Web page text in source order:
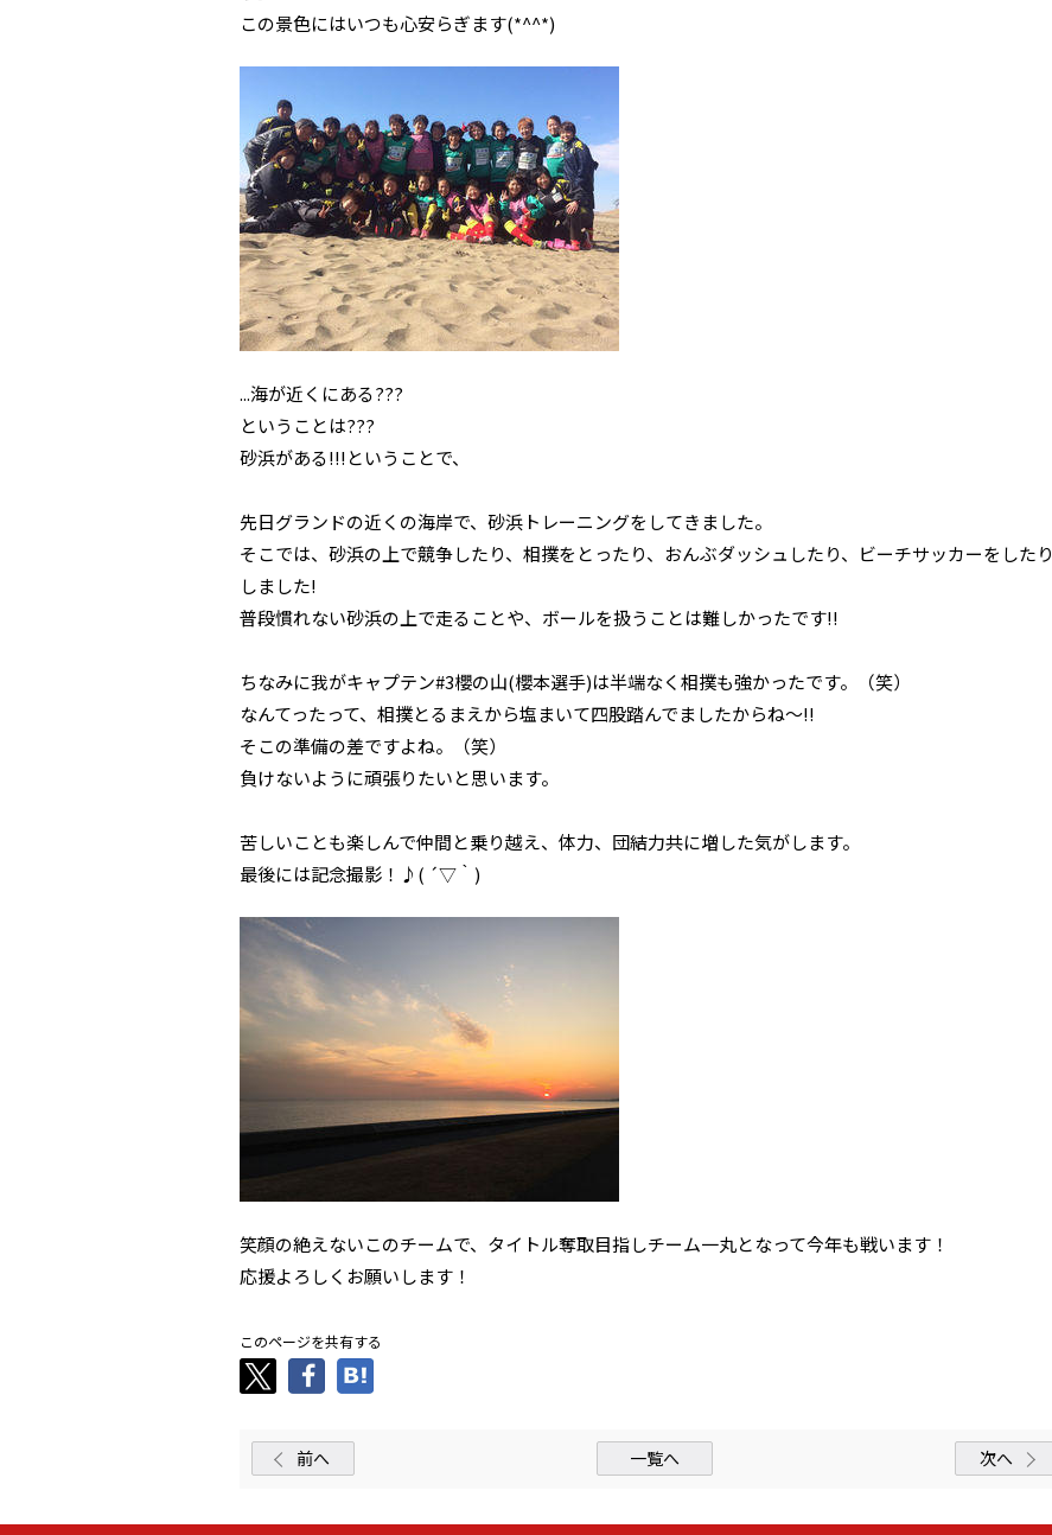
この景色にはいつも心安らぎます(*^^*)
...海が近くにある???
ということは???
砂浜がある!!!ということで、
先日グランドの近くの海岸で、砂浜トレーニングをしてきました。
そこでは、砂浜の上で競争したり、相撲をとったり、おんぶダッシュしたり、ビーチサッカーをしたり
しました!
普段慣れない砂浜の上で走ることや、ボールを扱うことは難しかったです!!
ちなみに我がキャプテン#3櫻の山(櫻本選手)は半端なく相撲も強かったです。（笑）
なんてったって、相撲とるまえから塩まいて四股踏んでましたからね～!!
そこの準備の差ですよね。（笑）
負けないように頑張りたいと思います。
苦しいことも楽しんで仲間と乗り越え、体力、団結力共に増した気がします。
最後には記念撮影！♪( ´▽｀)
笑顔の絶えないこのチームで、タイトル奪取目指しチーム一丸となって今年も戦います！
応援よろしくお願いします！
このページを共有する
前へ 一覧へ 次へ